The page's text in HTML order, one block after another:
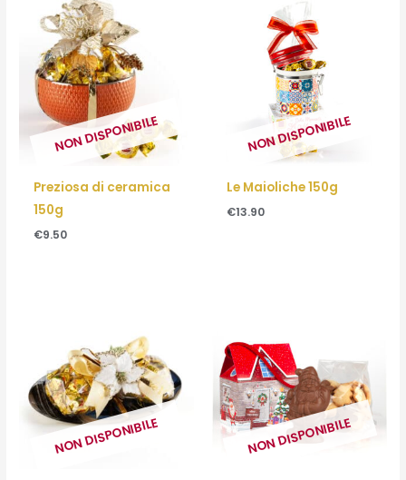
NON DISPONIBILE
Preziosa di ceramica
150g
€9.50
NON DISPONIBILE
Le Maioliche 150g
€13.90
NON DISPONIBILE NON DISPONIBILE